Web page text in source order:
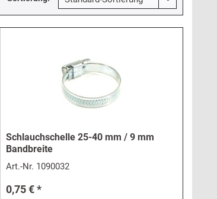
Schlauchschelle 25-40 mm / 9 mm
Bandbreite
Art.-Nr. 1090032
0,75 € *